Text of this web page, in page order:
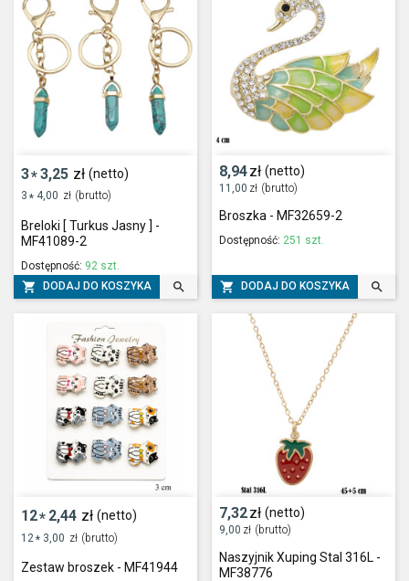
3*3,25 zł (netto)
3 * 4,00 zł (brutto)
Breloki [ Turkus Jasny ] -
MF41089-2
Dostępność: 92 szt.
 DODAJ DO KOSZYKA 
8,94zł (netto)
11,00 zł (brutto)
Broszka - MF32659-2
Dostępność: 251 szt.
 DODAJ DO KOSZYKA 
12* 2,44 zł (netto)
12 * 3,00 zł (brutto)
Zestaw broszek - MF41944
7,32zł (netto)
9,00 zł (brutto)
Naszyjnik Xuping Stal 316L -
MF38776